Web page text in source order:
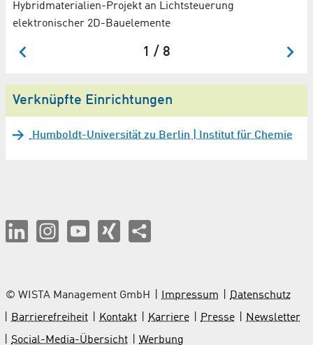
Hybridmaterialien-Projekt an Lichtsteuerung
elektronischer 2D-Bauelemente
1 / 8
Verknüpfte Einrichtungen
Humboldt-Universität zu Berlin | Institut für Chemie
© WISTA Management GmbH Impressum
Datenschutz
Barrierefreiheit
Kontakt Karriere Presse
Newsletter
Social-Media-Übersicht
Werbung